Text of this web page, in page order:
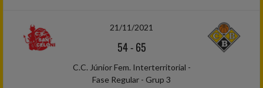
21/11/2021
54-65
C.C. Júnior Fem. Interterritorial -
Fase Regular - Grup 3